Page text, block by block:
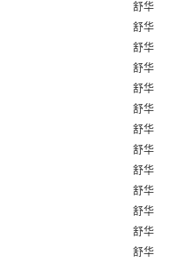
舒华
舒华
舒华
舒华
舒华
舒华
舒华
舒华
舒华
舒华
舒华
舒华
舒华